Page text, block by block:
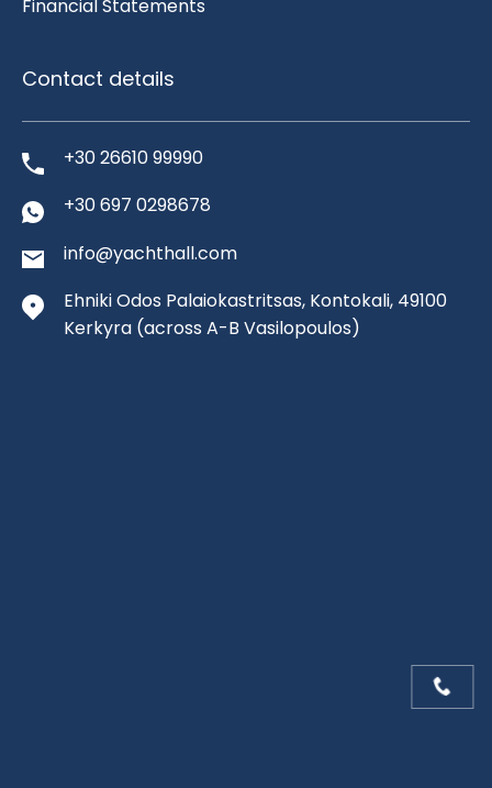
Financial Statements
Contact details
+30 26610 99990
+30 697 0298678
info@yachthall.com
Ehniki Odos Palaiokastritsas, Kontokali, 49100
Kerkyra (across A-B Vasilopoulos)